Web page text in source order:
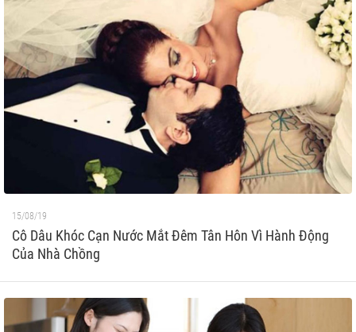
15/08/19
Cô Dâu Khóc Cạn Nước Mắt Đêm Tân Hôn Vì Hành Động
Của Nhà Chồng